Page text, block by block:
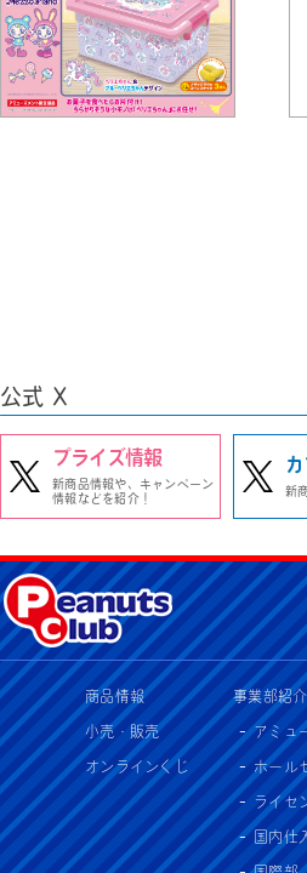
公式 X
プライズ情報
新商品情報や、キャンペーン
情報などを紹介！
新
商品情報
小売・販売
オンラインくじ
事業部紹介
アミュ
ホール
ライセ
国内仕